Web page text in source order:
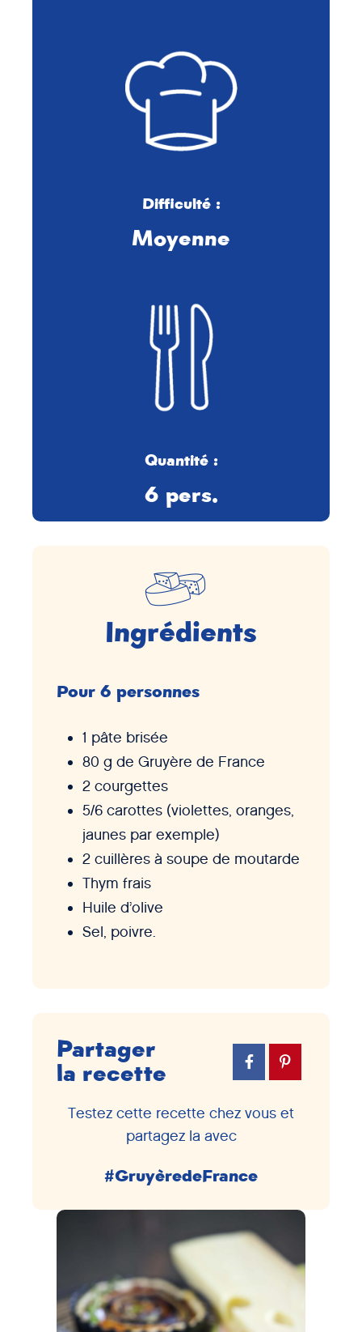
Difficulté :
Moyenne
Quantité :
6 pers.
Ingrédients
Pour 6 personnes
1 pâte brisée
80 g de Gruyère de France
2 courgettes
5/6 carottes (violettes, oranges,
jaunes par exemple)
2 cuillères à soupe de moutarde
Thym frais
Huile d’olive
Sel, poivre.
Partager
la recette
Testez cette recette chez vous et
partagez la avec
#GruyèredeFrance